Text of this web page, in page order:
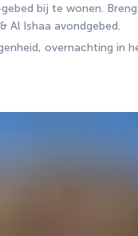
bij te wonen.
Al Ishaa avondgebed.
overnachting in